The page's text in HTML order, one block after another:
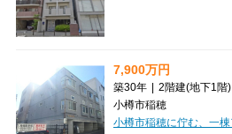
7,900万円
築30年 | 2階建(地下1階)
小樽市稲穂